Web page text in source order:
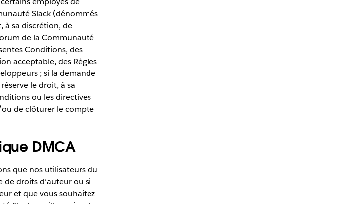
Slack (dénommés
à sa discrétion, de
de la Communauté
Conditions, des
acceptable, des Règles
; si la demande
le droit, à sa
ou les directives
de clôturer le compte
DMCA
que nos utilisateurs du
de droits d’auteur ou si
et que vous souhaitez